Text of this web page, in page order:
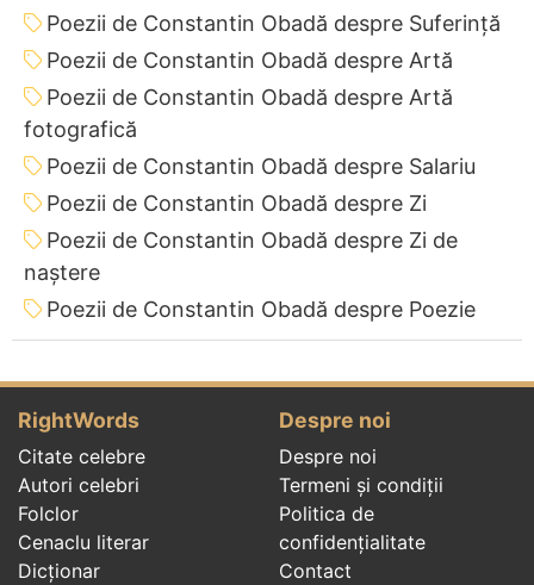
Poezii de Constantin Obadă despre Suferință
Poezii de Constantin Obadă despre Artă
Poezii de Constantin Obadă despre Artă
fotografică
Poezii de Constantin Obadă despre Salariu
Poezii de Constantin Obadă despre Zi
Poezii de Constantin Obadă despre Zi de
naștere
Poezii de Constantin Obadă despre Poezie
RightWords
Citate celebre
Autori celebri
Folclor
Cenaclu literar
Dicționar
Despre noi
Despre noi
Termeni și condiții
Politica de
confidenţialitate
Contact